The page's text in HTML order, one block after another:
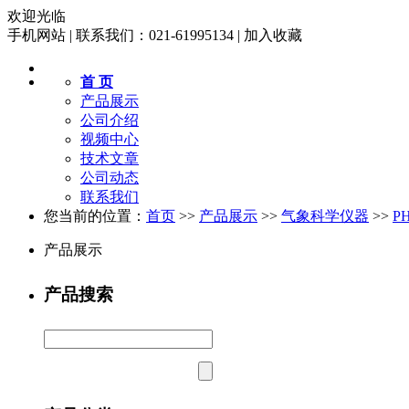
欢迎光临
手机网站 | 联系我们：021-61995134 | 加入收藏
首 页
产品展示
公司介绍
视频中心
技术文章
公司动态
联系我们
您当前的位置： 首页 >> 产品展示 >> 气象科学仪器 >>
产品展示
产品搜索